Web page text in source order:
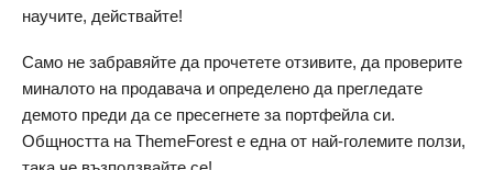
научите, действайте!
Само не забравяйте да прочетете отзивите, да проверите
миналото на продавача и определено да прегледате
демото преди да се пресегнете за портфейла си.
Общността на ThemeForest е една от най-големите ползи,